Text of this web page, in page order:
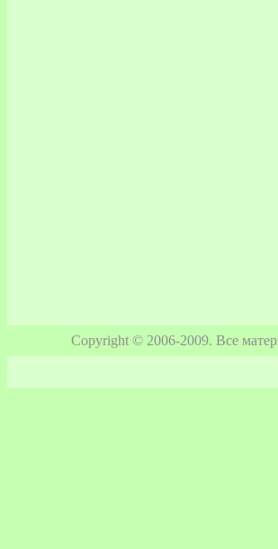
Copyright © 2006-2009. Все